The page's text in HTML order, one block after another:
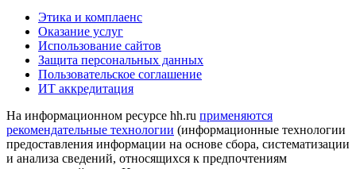
Этика и комплаенс
Оказание услуг
Использование сайтов
Защита персональных данных
Пользовательское соглашение
ИТ аккредитация
На информационном ресурсе hh.ru применяются
рекомендательные технологии (информационные технологии
предоставления информации на основе сбора, систематизации
и анализа сведений, относящихся к предпочтениям